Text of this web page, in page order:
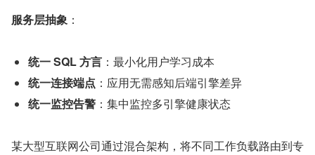
服务层抽象 ：
统一 SQL 方言 ：最小化用户学习成本
统一连接端点 ：应用无需感知后端引擎差异
统一监控告警 ：集中监控多引擎健康状态
某大型互联网公司通过混合架构，将不同工作负载路由到专